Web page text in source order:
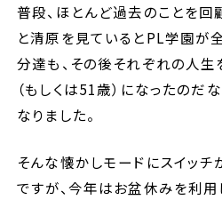
普段、ほとんど過去のことを回
と清原を見ているとPL学園が
分達も、その後それぞれの人生
（もしくは51歳）になったのだ
なりました。
そんな懐かしモードにスイッ
ですが、今年はお盆休みを利用